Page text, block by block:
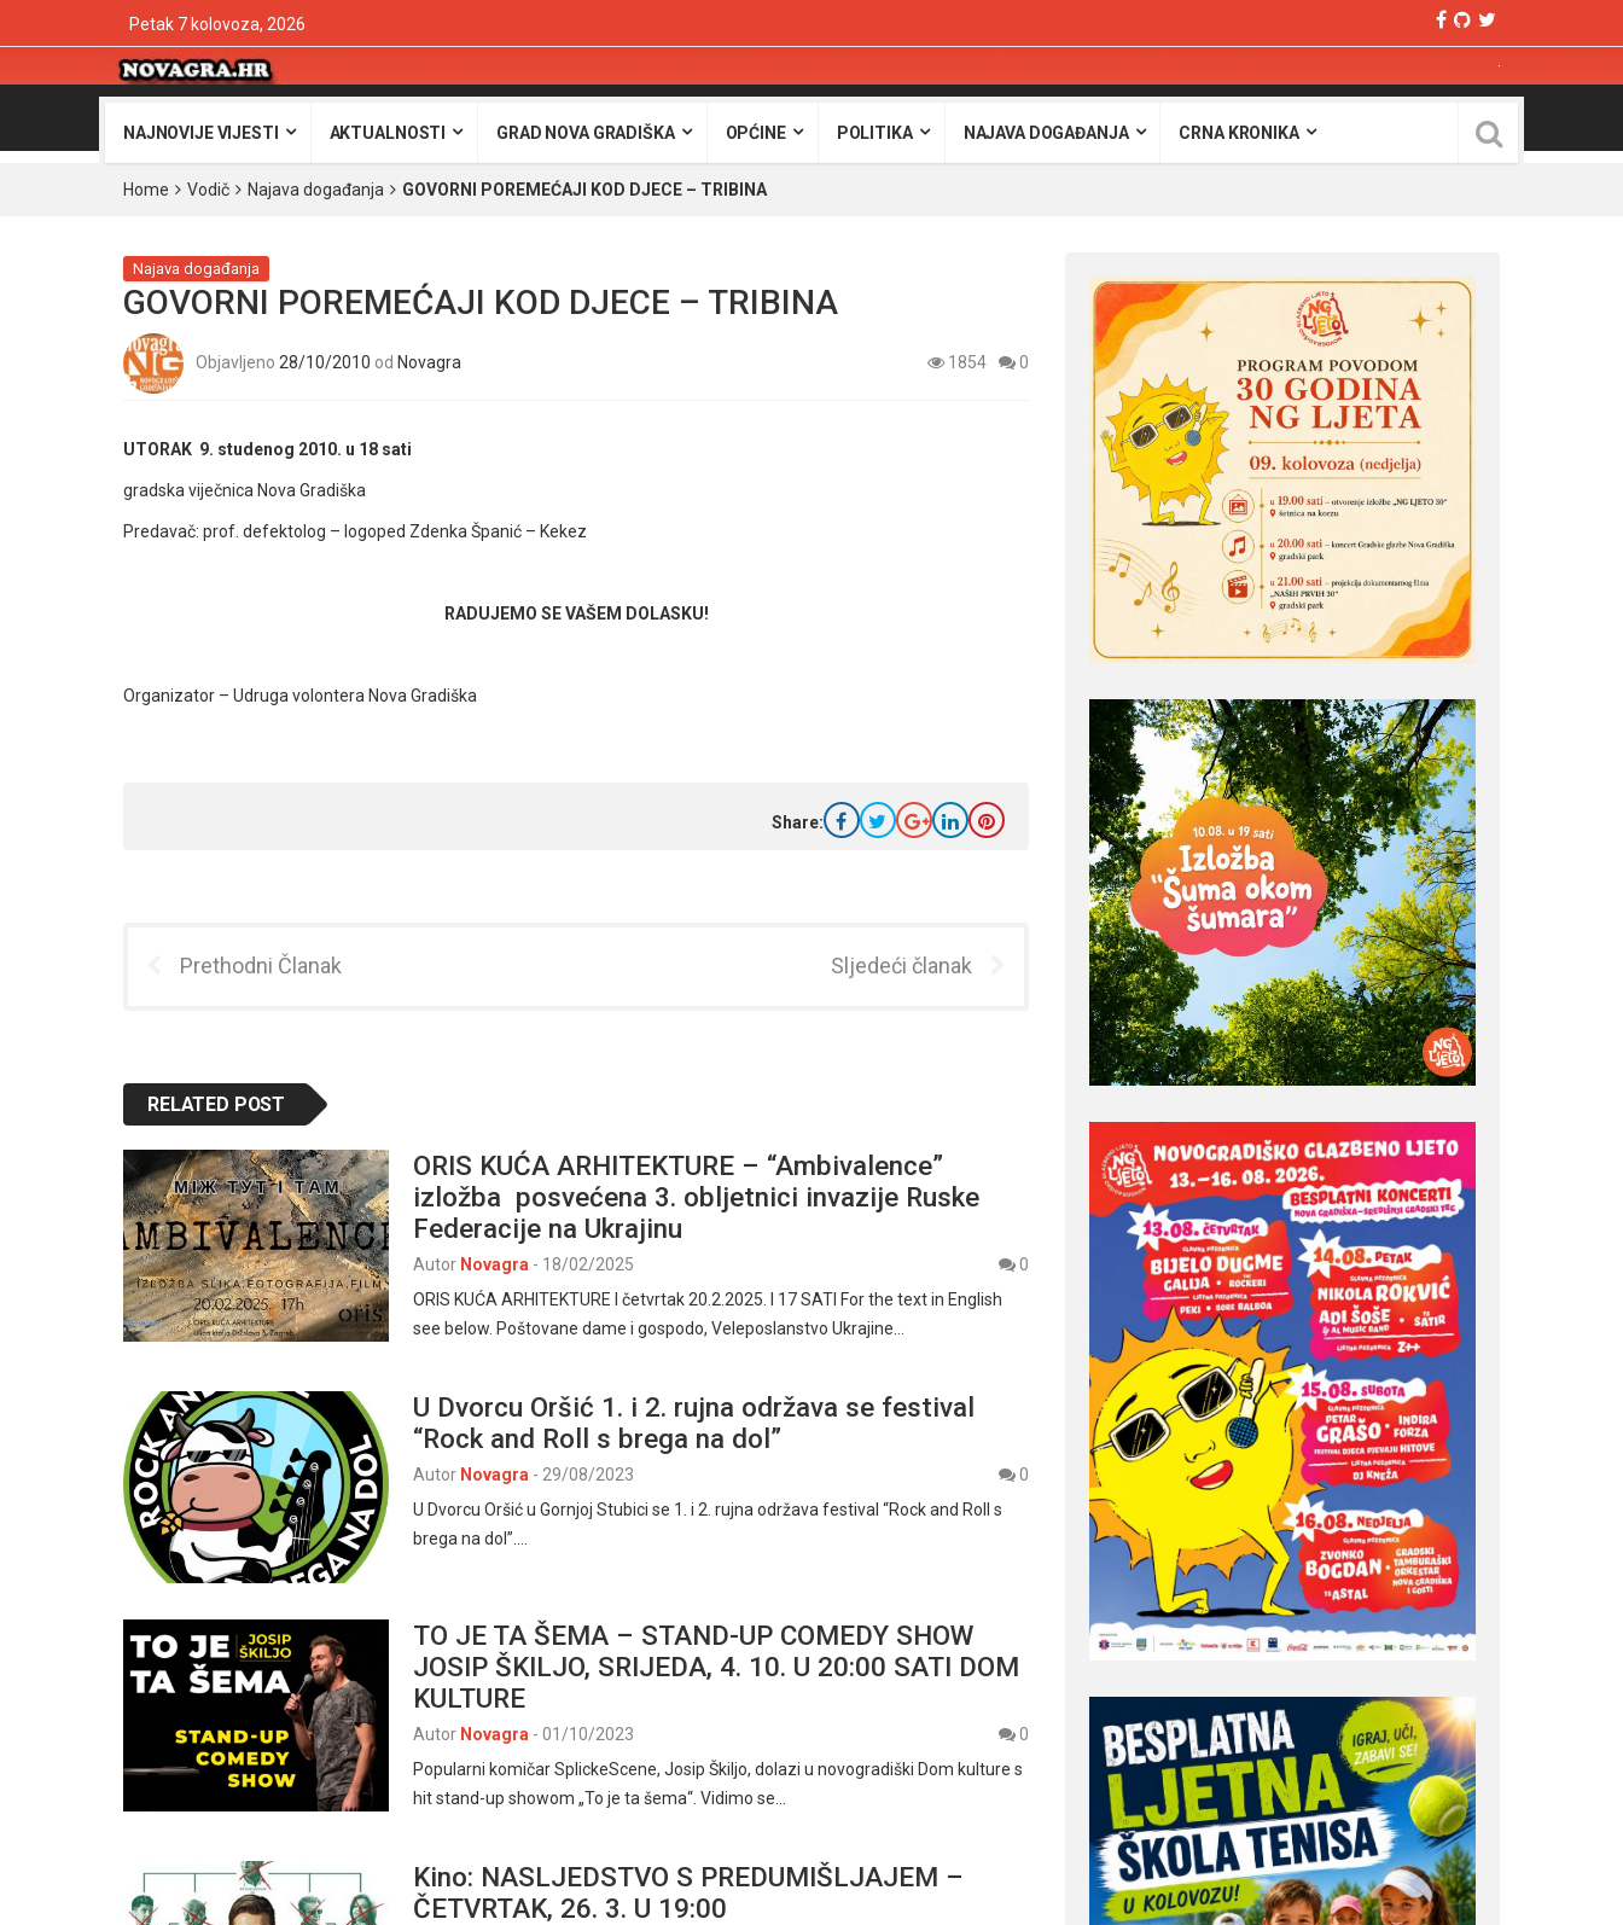
Petak 7 kolovoza, 2026
NAJNOVIJE VIJESTI AKTUALNOSTI GRAD NOVA GRADIŠKA OPĆINE POLITIKA NAJAVA DOGAĐANJA CRNA KRONIKA
Home Vodič Najava događanja GOVORNI POREMEĆAJI KOD DJECE – TRIBINA
Najava događanja
GOVORNI POREMEĆAJI KOD DJECE – TRIBINA
Objavljeno 28/10/2010 od Novagra 1854 0
UTORAK 9. studenog 2010. u 18 sati
gradska viječnica Nova Gradiška
Predavač: prof. defektolog – logoped Zdenka Španić – Kekez
RADUJEMO SE VAŠEM DOLASKU!
Organizator – Udruga volontera Nova Gradiška
Share:
Prethodni Članak Sljedeći članak
RELATED POST
ORIS KUĆA ARHITEKTURE – “Ambivalence”
izložba posvećena 3. obljetnici invazije Ruske
Federacije na Ukrajinu
Autor Novagra - 18/02/2025
0
ORIS KUĆA ARHITEKTURE I četvrtak 20.2.2025. I 17 SATI For the text in English
see below. Poštovane dame i gospodo, Veleposlanstvo Ukrajine…
U Dvorcu Oršić 1. i 2. rujna održava se festival
“Rock and Roll s brega na dol”
Autor Novagra - 29/08/2023
0
U Dvorcu Oršić u Gornjoj Stubici se 1. i 2. rujna održava festival “Rock and Roll s
brega na dol”.…
TO JE TA ŠEMA – STAND-UP COMEDY SHOW
JOSIP ŠKILJO, SRIJEDA, 4. 10. U 20:00 SATI DOM
KULTURE
Autor Novagra - 01/10/2023
0
Popularni komičar SplickeScene, Josip Škiljo, dolazi u novogradiški Dom kulture s
hit stand-up showom „To je ta šema“. Vidimo se…
Kino: NASLJEDSTVO S PREDUMIŠLJAJEM –
ČETVRTAK, 26. 3. U 19:00